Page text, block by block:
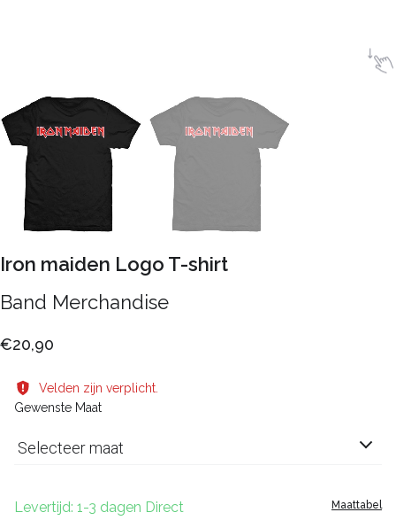
Iron maiden Logo T-shirt
Band Merchandise
€20,90
Velden zijn verplicht.
Gewenste Maat
Selecteer maat
Maattabel
Levertijd: 1-3 dagen Direct